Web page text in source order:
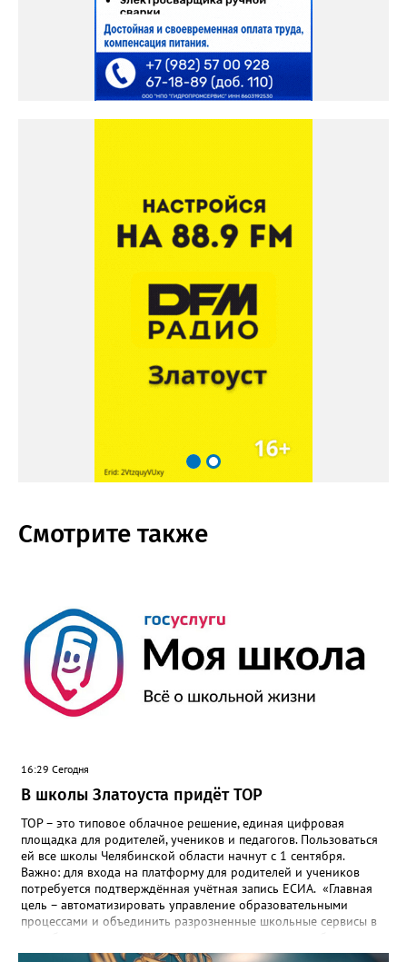
Смотрите также
16:29 Сегодня
В школы Златоуста придёт ТОР
ТОР – это типовое облачное решение, единая цифровая
площадка для родителей, учеников и педагогов. Пользоваться
ей все школы Челябинской области начнут с 1 сентября.
Важно: для входа на платформу для родителей и учеников
потребуется подтверждённая учётная запись ЕСИА. «Главная
цель – автоматизировать управление образовательными
процессами и объединить разрозненные школьные сервисы в
региональном министерстве образования. - Платформа ТОР